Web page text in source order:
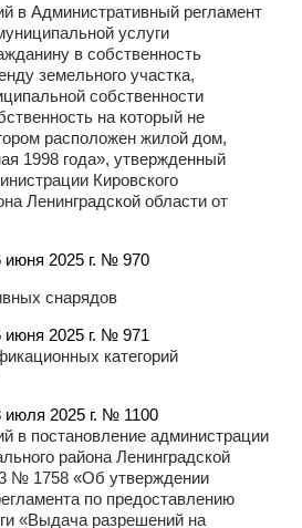
в Административный регламент
услуги
в собственность
земельного участка,
собственности
на который не
расположен жилой дом,
1998 года», утвержденный
Кировского
Ленинградской области от
июня 2025 г. № 970
снарядов
июня 2025 г. № 971
категорий
июля 2025 г. № 1100
в постановление администрации
района Ленинградской
№ 1758 «Об утверждении
по предоставлению
«Выдача разрешений на